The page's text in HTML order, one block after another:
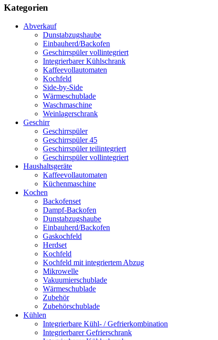
Kategorien
Abverkauf
Dunstabzugshaube
Einbauherd/Backofen
Geschirrspüler vollintegriert
Integrierbarer Kühlschrank
Kaffeevollautomaten
Kochfeld
Side-by-Side
Wärmeschublade
Waschmaschine
Weinlagerschrank
Geschirr
Geschirrspüler
Geschirrspüler 45
Geschirrspüler teilintegriert
Geschirrspüler vollintegriert
Haushaltsgeräte
Kaffeevollautomaten
Küchenmaschine
Kochen
Backofenset
Dampf-Backofen
Dunstabzugshaube
Einbauherd/Backofen
Gaskochfeld
Herdset
Kochfeld
Kochfeld mit integriertem Abzug
Mikrowelle
Vakuumierschublade
Wärmeschublade
Zubehör
Zubehörschublade
Kühlen
Integrierbare Kühl- / Gefrierkombination
Integrierbarer Gefrierschrank